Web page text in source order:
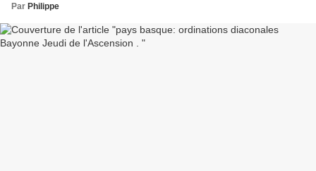
Par Philippe